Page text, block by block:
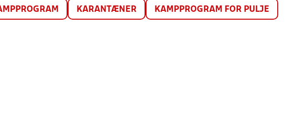
KARANTÆNER KAMPPROGRAM FOR PULJE